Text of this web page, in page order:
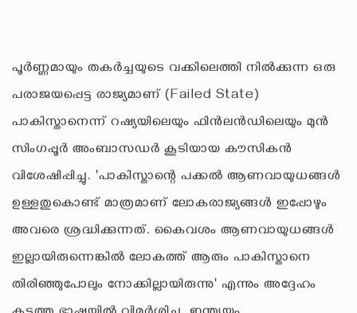
പൂർണ്ണമായും തകർച്ചയുടെ വക്കിലെത്തി നിൽക്കുന്ന ഒരു
പരാജയപ്പെട്ട രാജ്യമാണ് (Failed State)
പാകിസ്താനെന്ന് റഷ്യയിലെയും ഫിൻലൻഡിലെയും മുൻ
സിംഗപ്പൂർ അംബാസഡർ കൂടിയായ കൗസികൻ
വിശേഷിപ്പിച്ചു. 'പാകിസ്താന്റെ പക്കൽ ആണവായുധങ്ങൾ
ഉള്ളതുകൊണ്ട് മാത്രമാണ് ലോകരാജ്യങ്ങൾ ഇപ്പോഴും
അവരെ ശ്രദ്ധിക്കുന്നത്. കൈവശം ആണവായുധങ്ങൾ
ഇല്ലായിരുന്നെങ്കിൽ ലോകത്ത് ആരും പാകിസ്താനെ
തിരിഞ്ഞുപോലും നോക്കില്ലായിരുന്നു' എന്നും അദ്ദേഹം